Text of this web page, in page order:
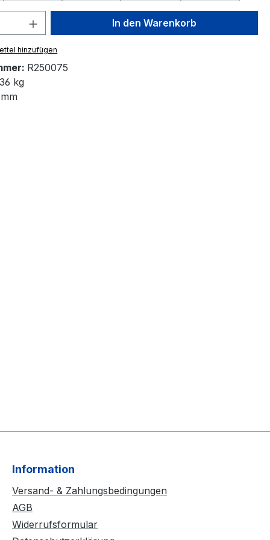
Anzahl: Gib den gewünschten Wert
In den Warenkorb
hinzufügen
R250075
kg
Information
Versand- & Zahlungsbedingungen
AGB
Widerrufsformular